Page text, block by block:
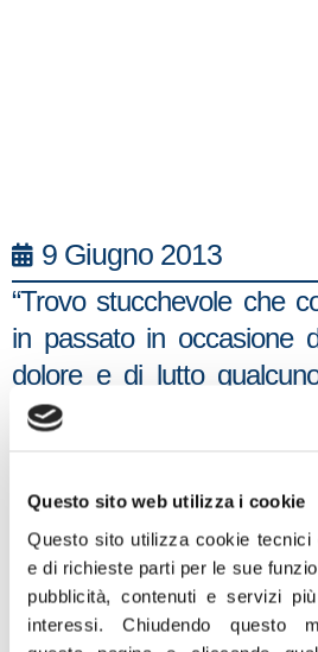
Questo sito web utilizza i cookie
Questo sito utilizza cookie tecnici
e di richieste parti per le sue
pubblicità, contenuti e servizi
interessi.Chiudendo questo
9 Giugno 2013
“Trovo stucchevole che
in passato in occasione
dolore e di lutto
dibattito sulla
prendere decisioni
sicurezza dell’Italia e
l’Italia pur nel rispetto del
in, together out” ha